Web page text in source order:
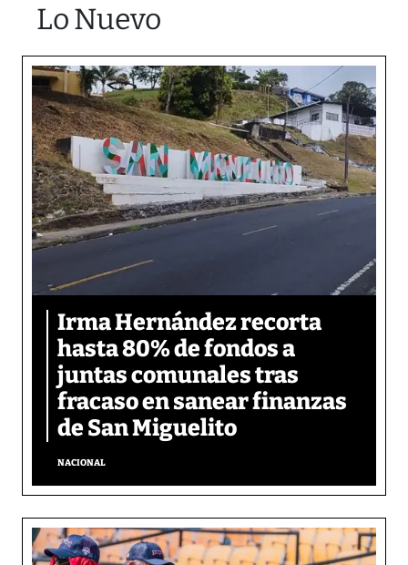
Lo Nuevo
Irma Hernández recorta
hasta 80% de fondos a
juntas comunales tras
fracaso en sanear finanzas
de San Miguelito
NACIONAL